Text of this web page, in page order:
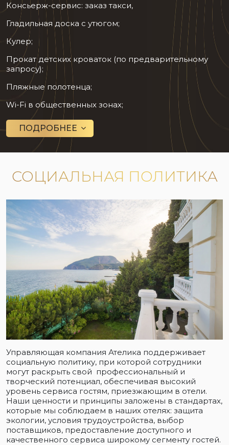
Консьерж-сервис: заказ такси,
Гладильная доска с утюгом;
Кулер;
Прокат детских кроваток (по предварительному
запросу);
Пляжные полотенца;
Wi-Fi в общественных зонах;
ПОДРОБНЕЕ
СОЦИАЛЬНАЯ ПОЛИТИКА
Управляющая компания Ателика поддерживает
социальную политику, при которой сотрудники
могут раскрыть свой профессиональный и
творческий потенциал, обеспечивая высокий
уровень сервиса гостям, приезжающим в отели.
Наши ценности и принципы заложены в стандартах,
которые мы соблюдаем в наших отелях: защита
экологии, условия трудоустройства, выбор
поставщиков, предоставление доступного и
качественного сервиса широкому сегменту гостей.